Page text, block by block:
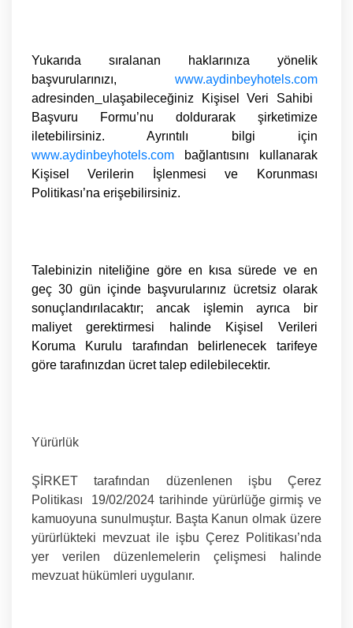
Yukarıda sıralanan haklarınıza yönelik
başvurularınızı, www.aydinbeyhotels.com
adresinden
ulaşabileceğiniz
Kişisel Veri Sahibi
Başvuru Formu’nu doldurarak şirketimize
iletebilirsiniz. Ayrıntılı bilgi için
www.aydinbeyhotels.com bağlantısını kullanarak
Kişisel Verilerin İşlenmesi ve Korunması
Politikası’na erişebilirsiniz.
Talebinizin niteliğine göre en kısa sürede ve en
geç 30 gün içinde başvurularınız ücretsiz olarak
sonuçlandırılacaktır; ancak işlemin ayrıca bir
maliyet gerektirmesi halinde Kişisel Verileri
Koruma Kurulu tarafından belirlenecek tarifeye
göre tarafınızdan ücret talep edilebilecektir.
Yürürlük
ŞİRKET tarafından düzenlenen işbu Çerez
Politikası 19/02/2024 tarihinde yürürlüğe girmiş ve
kamuoyuna sunulmuştur. Başta Kanun olmak üzere
yürürlükteki mevzuat ile işbu Çerez Politikası’nda
yer verilen düzenlemelerin çelişmesi halinde
mevzuat hükümleri uygulanır.